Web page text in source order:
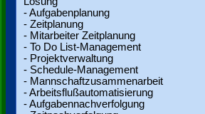
- Aufgabenplanung
- Zeitplanung
- Mitarbeiter Zeitplanung
- To Do List-Management
- Projektverwaltung
- Schedule-Management
- Mannschaftzusammenarbeit
- Arbeitsflußautomatisierung
- Aufgabennachverfolgung